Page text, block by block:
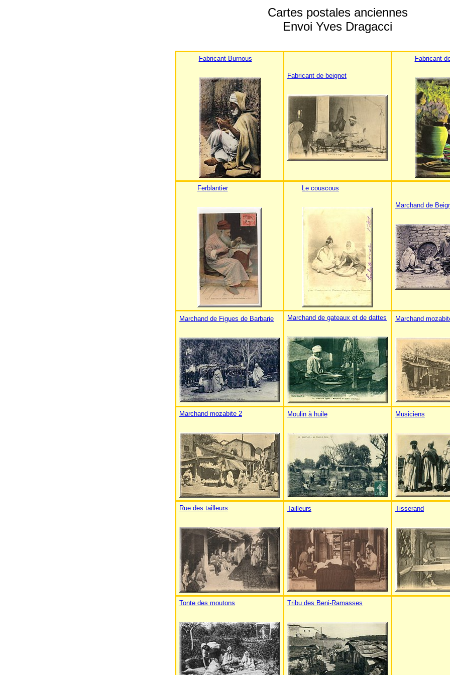
Cartes postales anciennes
Envoi Yves Dragacci
Fabricant Burnous
Fabricant de beignet
Fabricant
Ferblantier Le couscous
Marchand de
Marchand de Figues de Barbarie Marchand de gateaux et de dattes Marchand
Marchand mozabite 2 Moulin à huile Musiciens
Rue des tailleurs Tailleurs Tisserand
Tonte des moutons Tribu des Beni-Ramasses